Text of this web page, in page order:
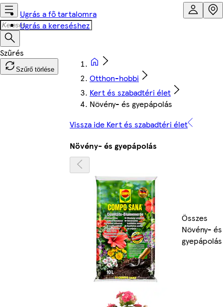
Ugrás a fő tartalomra
Ugrás a kereséshez
Szűrő törlése
Otthon-hobbi
Kert és szabadtéri élet
Növény- és gyepápolás
Vissza ide Kert és szabadtéri élet
Növény- és gyepápolás
Összes
Növény- és
gyepápolás